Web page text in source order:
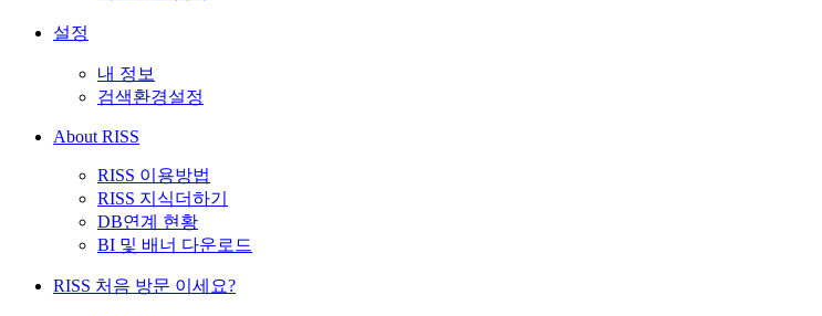
설정
내 정보
검색환경설정
About RISS
RISS 이용방법
RISS 지식더하기
DB연계 현황
BI 및 배너 다운로드
RISS 처음 방문 이세요?